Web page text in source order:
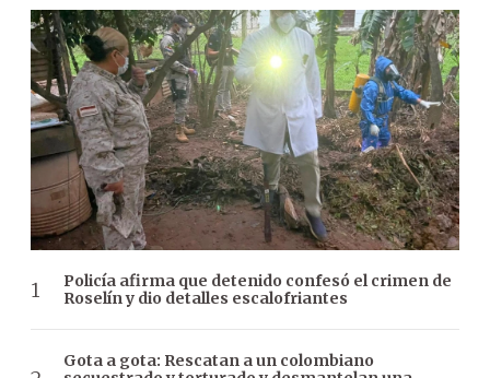
Policía afirma que detenido confesó el crimen de
Roselín y dio detalles escalofriantes
Gota a gota: Rescatan a un colombiano